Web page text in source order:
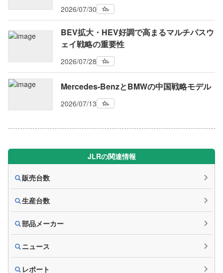
2026/07/30
BEV拡大・HEV好調で高まるマルチパスウ
ェイ戦略の重要性
2026/07/28
Mercedes-BenzとBMWの中国戦略モデル
2026/07/13
JLRの関連情報
販売台数
生産台数
部品メーカー
ニュース
レポート